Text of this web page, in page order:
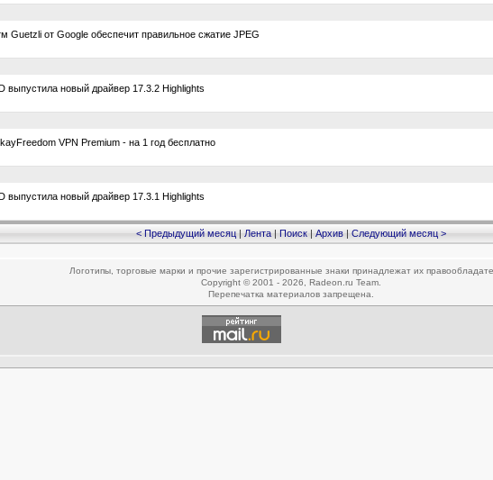
Guetzli от Google обеспечит правильное сжатие JPEG
выпустила новый драйвер 17.3.2 Highlights
VPN Premium - на 1 год бесплатно
выпустила новый драйвер 17.3.1 Highlights
< Предыдущий месяц|Лента|Поиск|Архив|Следующий месяц >
Логотипы, торговые марки и прочие зарегистрированные знаки принадлежат их
Copyright © 2001 - 2026, Radeon.ru Team.
Перепечатка материалов запрещена.